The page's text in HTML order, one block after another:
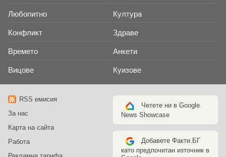
Любопитно Култура
Конфликт Здраве
Времето Анкети
Вицове Куизове
RSS емисия
За нас
Карта на сайта
Работа
Четете ни в Google
News Showcase
Добавете Факти.БГ
като предпочитан източник в